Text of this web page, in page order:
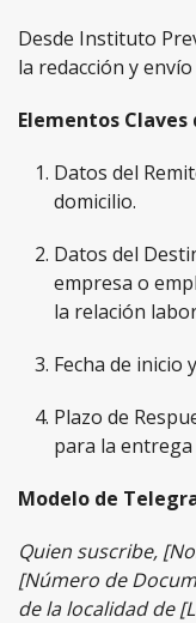
Desde Instituto
la redacción y
Elementos
Datos del
domicilio.
Datos del
empresa o
la relación
Fecha de inicio
Plazo de
para la
Modelo de
Quien suscribe,
[Número de
de la localidad de